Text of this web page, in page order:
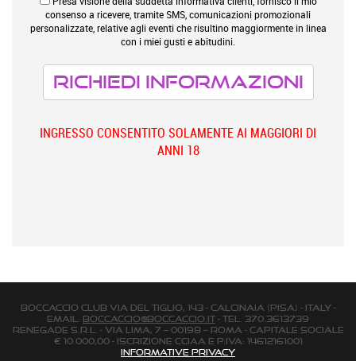
consenso a ricevere, tramite SMS, comunicazioni promozionali
personalizzate, relative agli eventi che risultino maggiormente in linea
con i miei gusti e abitudini.
INGRESSO CONSENTITO SOLAMENTE AI MAGGIORI DI
ANNI 18
BOCCACCIO CLUB via Del Tiglio, 143 - Calcinaia (Pisa) - Italy -
email: boccaccio@boccaccio.it - Tel. 370.3613739
Renegade s.r.l. - Via Lima, 7 – 00198 – Roma - Capitale Sociale
€ 10.000,00 - Iscrizione Cciaa e P.Iva: 14612161001
Informative Privacy